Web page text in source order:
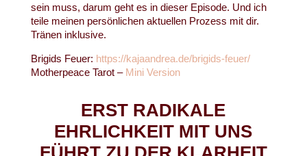
sein muss, darum geht es in dieser Episode. Und ich
teile meinen persönlichen aktuellen Prozess mit dir.
Tränen inklusive.
Brigids Feuer: https://kajaandrea.de/brigids-feuer/
Motherpeace Tarot – Mini Version
ERST RADIKALE
EHRLICHKEIT MIT UNS